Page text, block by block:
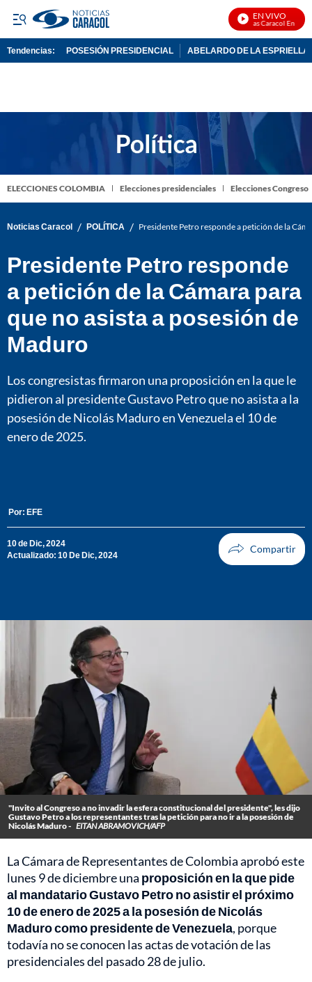
EN VIVO
Noticias Caracol En Vivo
Tendencias: POSESIÓN PRESIDENCIAL ABELARDO DE LA ESPRIELLA
ELECCIONES COLOMBIA Elecciones presidenciales Elecciones Congreso
Noticias Caracol / POLÍTICA / Presidente Petro responde a petición de la
Presidente Petro responde
a petición de la Cámara para
que no asista a posesión de
Maduro
Los congresistas firmaron una proposición en la que le
pidieron al presidente Gustavo Petro que no asista a la
posesión de Nicolás Maduro en Venezuela el 10 de
enero de 2025.
Por: EFE
10 de Dic, 2024
Actualizado: 10 De Dic, 2024
"Invito al Congreso a no invadir la esfera constitucional del presidente", les dijo
Gustavo Petro a los representantes tras la petición para no ir a la posesión de
Nicolás Maduro - EITAN ABRAMOVICH/AFP
La Cámara de Representantes de Colombia aprobó este
lunes 9 de diciembre una proposición en la que pide
al mandatario Gustavo Petro no asistir el próximo
10 de enero de 2025 a la posesión de Nicolás
Maduro como presidente de Venezuela, porque
todavía no se conocen las actas de votación de las
presidenciales del pasado 28 de julio.